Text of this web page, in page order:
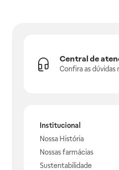
Central de
Confira as
Institucional
Nossa História
Nossas farmácias
Sustentabilidade